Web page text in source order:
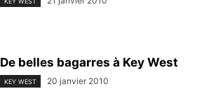
De belles bagarres à Key West
KEY WEST 20 janvier 2010